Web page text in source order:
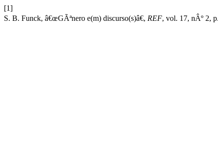
[1]
S. B. Funck, â€œGÃªnero e(m) discurso(s)â€, REF, vol. 17, nÂº 2,